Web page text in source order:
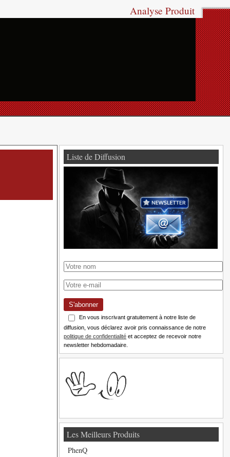
Analyse Produit
Liste de Diffusion
S'abonner
En vous inscrivant gratuitement à notre liste de
diffusion, vous déclarez avoir pris connaissance de notre
politique de confidentialité et acceptez de recevoir notre
newsletter hebdomadaire.
Les Meilleurs Produits
PhenQ